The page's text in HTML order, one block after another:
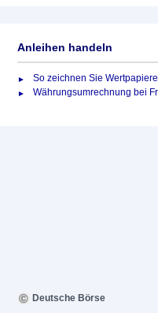
Anleihen handeln
So zeichnen Sie
Währungsumrechnung bei
Deutsche Börse